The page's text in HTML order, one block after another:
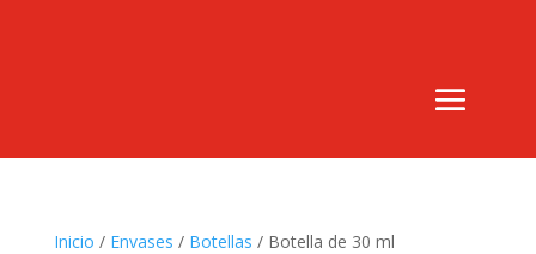
Inicio / Envases / Botellas / Botella de 30 ml